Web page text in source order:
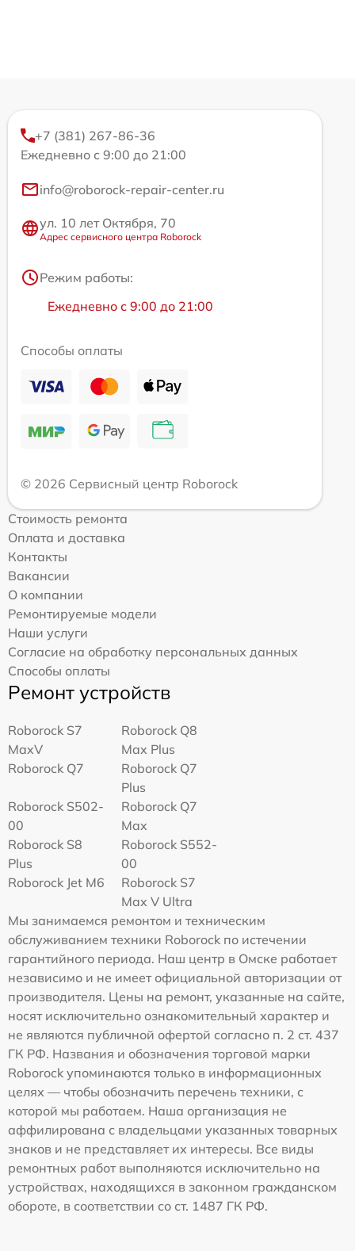
+7 (381) 267-86-36
Ежедневно с 9:00 до 21:00
info@roborock-repair-center.ru
ул. 10 лет Октября, 70
Адрес сервисного центра Roborock
Режим работы:
Ежедневно с 9:00 до 21:00
Способы оплаты
© 2026 Сервисный центр Roborock
Стоимость ремонта
Оплата и доставка
Контакты
Вакансии
О компании
Ремонтируемые модели
Наши услуги
Согласие на обработку персональных данных
Способы оплаты
Ремонт устройств
Roborock S7
MaxV
Roborock Q8
Max Plus
Roborock Q7
Roborock Q7
Plus
Roborock S502-
00
Roborock Q7
Max
Roborock S8
Plus
Roborock S552-
00
Roborock Jet M6
Roborock S7
Max V Ultra
Мы занимаемся ремонтом и техническим
обслуживанием техники Roborock по истечении
гарантийного периода. Наш центр в Омске работает
независимо и не имеет официальной авторизации от
производителя. Цены на ремонт, указанные на сайте,
носят исключительно ознакомительный характер и
не являются публичной офертой согласно п. 2 ст. 437
ГК РФ. Названия и обозначения торговой марки
Roborock упоминаются только в информационных
целях — чтобы обозначить перечень техники, с
которой мы работаем. Наша организация не
аффилирована с владельцами указанных товарных
знаков и не представляет их интересы. Все виды
ремонтных работ выполняются исключительно на
устройствах, находящихся в законном гражданском
обороте, в соответствии со ст. 1487 ГК РФ.